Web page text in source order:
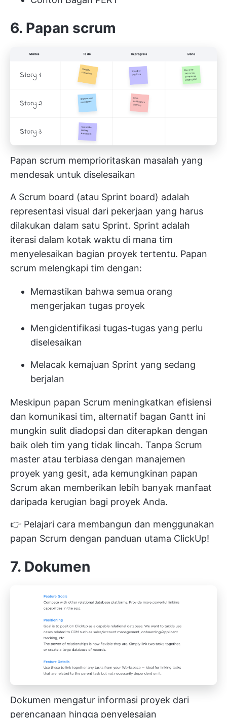
6. Papan scrum
Papan scrum memprioritaskan masalah yang
mendesak untuk diselesaikan
A Scrum board (atau Sprint board) adalah
representasi visual dari pekerjaan yang harus
dilakukan dalam satu Sprint. Sprint adalah
iterasi dalam kotak waktu di mana tim
menyelesaikan bagian proyek tertentu. Papan
scrum melengkapi tim dengan:
Memastikan bahwa semua orang
mengerjakan tugas proyek
Mengidentifikasi tugas-tugas yang perlu
diselesaikan
Melacak kemajuan Sprint yang sedang
berjalan
Meskipun papan Scrum meningkatkan efisiensi
dan komunikasi tim, alternatif bagan Gantt ini
mungkin sulit diadopsi dan diterapkan dengan
baik oleh tim yang tidak lincah. Tanpa Scrum
master atau terbiasa dengan manajemen
proyek yang gesit, ada kemungkinan papan
Scrum akan memberikan lebih banyak manfaat
daripada kerugian bagi proyek Anda.
👉 Pelajari cara membangun dan menggunakan
papan Scrum dengan panduan utama ClickUp!
7. Dokumen
Dokumen mengatur informasi proyek dari
perencanaan hingga penyelesaian